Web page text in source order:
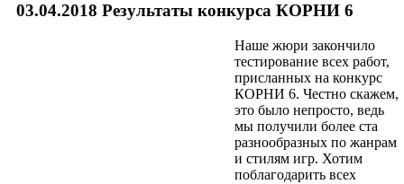
03.04.2018 Результаты конкурса КОРНИ 6
Наше жюри закончило
тестирование всех работ,
присланных на конкурс
КОРНИ 6. Честно скажем,
это было непросто, ведь
мы получили более ста
разнообразных по жанрам
и стилям игр. Хотим
поблагодарить всех